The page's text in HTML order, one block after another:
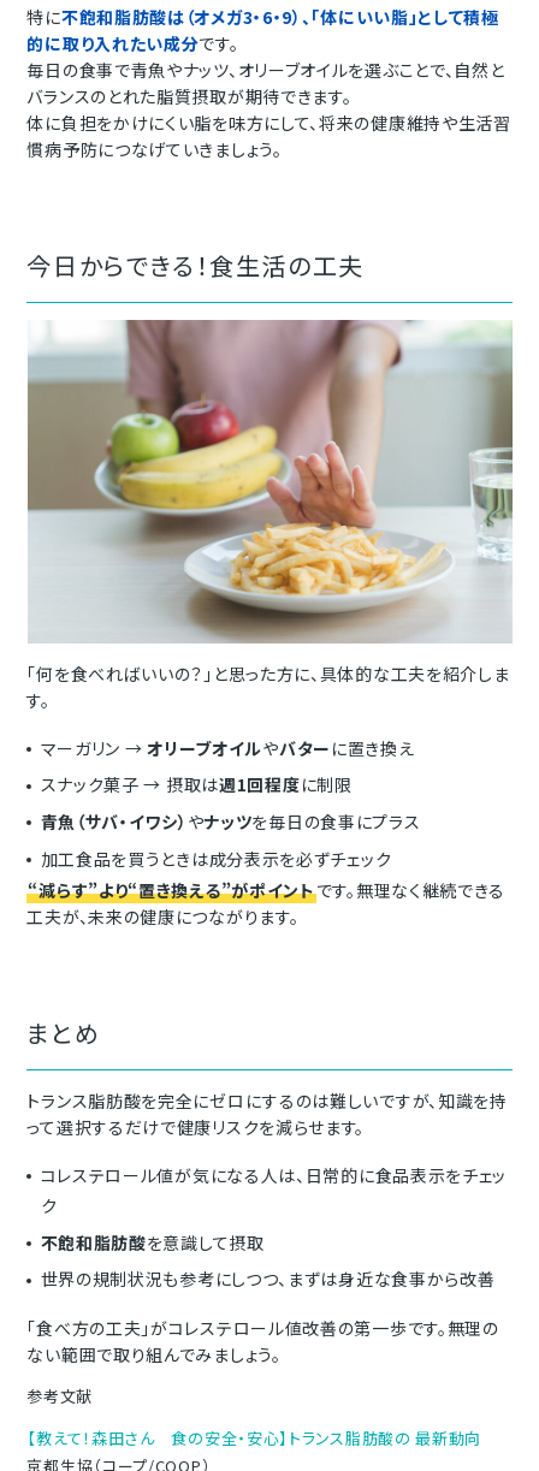
特に不飽和脂肪酸は（オメガ3・6・9）、「体にいい脂」として積極
的に取り入れたい成分です。
毎日の食事で青魚やナッツ、オリーブオイルを選ぶことで、自然と
バランスのとれた脂質摂取が期待できます。
体に負担をかけにくい脂を味方にして、将来の健康維持や生活習
慣病予防につなげていきましょう。
今日からできる！食生活の工夫
「何を食べればいいの？」と思った方に、具体的な工夫を紹介しま
す。
マーガリン →オリーブオイルやバター に置き換え
スナック菓子 → 摂取は週1回程度に制限
青魚（サバ・イワシ） やナッツを毎日の食事にプラス
加工食品を買うときは成分表示を必ずチェック
“減らす”より“置き換える”がポイントです。無理なく継続できる
工夫が、未来の健康につながります。
まとめ
トランス脂肪酸を完全にゼロにするのは難しいですが、知識を持
って選択するだけで健康リスクを減らせます。
コレステロール値が気になる人は、日常的に食品表示をチェッ
ク
不飽和脂肪酸を意識して摂取
世界の規制状況も参考にしつつ、まずは身近な食事から改善
「食べ方の工夫」がコレステロール値改善の第一歩です。無理の
ない範囲で取り組んでみましょう。
参考文献
【教えて！森田さん 食の安全・安心】トランス脂肪酸の 最新動向
京都生協（コープ/COOP）